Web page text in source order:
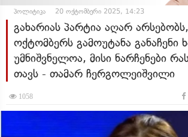
პოლიტიკა 20 ოქტომბერი 2025, 14:23
გახარიას პარტია აღარ
ოქტომბერს გამოუტანა განაჩენი
უმნიშვნელოა, მისი ნარჩენები
თავს - თამარ ჩერგოლეიშვილი
1058